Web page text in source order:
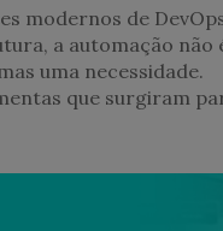
modernos de
a automação não
uma necessidade.
que surgiram